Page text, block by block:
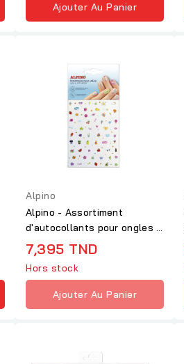
Ajouter Au Panier
Alpino
Alpino - Assortiment
d'autocollants pour ongles -
en feuilles
7,395 TND
Hors stock
Ajouter Au Panier